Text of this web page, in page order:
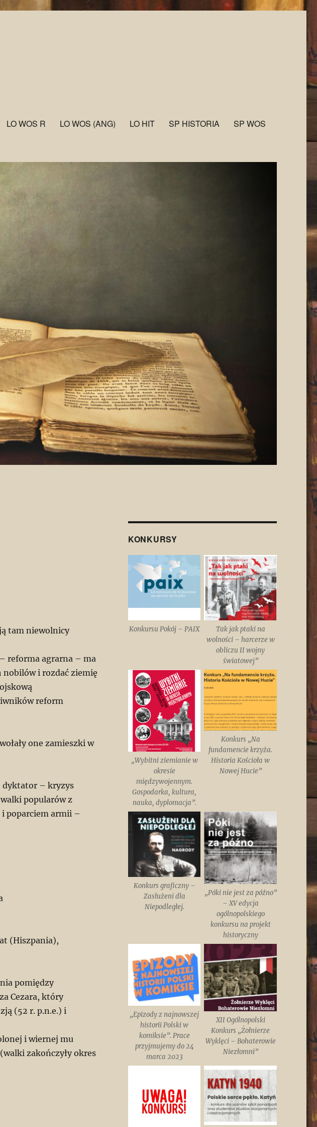
LO WOS R LO WOS (ANG) LO HIT SP HISTORIA SP WOS
tam niewolnicy
– reforma agrarna – ma
nobilów i rozdać ziemię
reform
one zamieszki w
dyktator – kryzys
popularów z
i poparciem armii –
(Hiszpania),
pomiędzy
Cezara, który
(52 r. p.n.e.) i
i wiernej mu
zakończyły okres
KONKURSY
Konkursu Pokój – PAIX
Tak jak ptaki na
wolności – harcerze w
obliczu II wojny
światowej”
„Wybitni ziemianie w
okresie
międzywojennym.
Gospodarka, kultura,
nauka, dyplomacja”.
Konkurs „Na
fundamencie krzyża.
Historia Kościoła w
Nowej Hucie”
Konkurs graficzny –
Zasłużeni dla
Niepodległej.
„Póki nie jest za późno”
– XV edycja
ogólnopolskiego
konkursu na projekt
historyczny
„Epizody z najnowszej
historii Polski w
komiksie”. Prace
przyjmujemy do 24
marca 2023
XII Ogólnopolski
Konkurs „Żołnierze
Wyklęci – Bohaterowie
Niezłomni”